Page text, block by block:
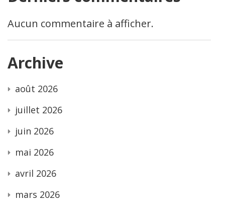
Aucun commentaire à afficher.
Archive
août 2026
juillet 2026
juin 2026
mai 2026
avril 2026
mars 2026